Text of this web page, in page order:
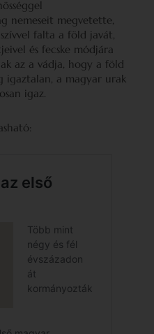
nemeseit megvetette,
falta a föld javát,
és fecske módjára
az a vádja, hogy a föld
igaztalan, a magyar urak
igaz.